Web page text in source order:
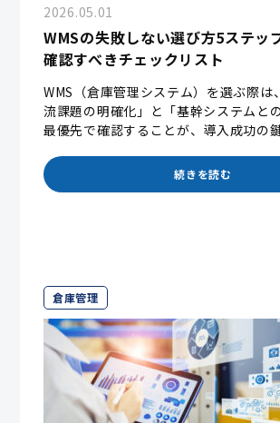
2026.05.01
WMSの失敗しない選び方5ステッ
確認すべきチェックリスト
WMS（倉庫管理システム）を選ぶ際は
流課題の明確化」と「基幹システムと
最優先で確認することが、導入成功の
続きを読む
倉庫管理